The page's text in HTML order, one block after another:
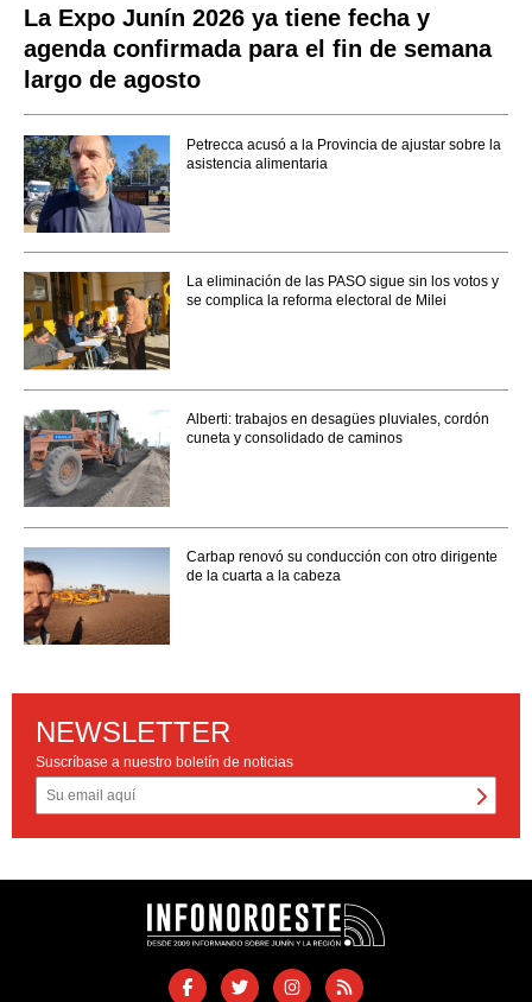
La Expo Junín 2026 ya tiene fecha y
agenda confirmada para el fin de semana
largo de agosto
Petrecca acusó a la Provincia de ajustar sobre la
asistencia alimentaria
La eliminación de las PASO sigue sin los votos y
se complica la reforma electoral de Milei
Alberti: trabajos en desagües pluviales, cordón
cuneta y consolidado de caminos
Carbap renovó su conducción con otro dirigente
de la cuarta a la cabeza
NEWSLETTER
Suscríbase a nuestro boletín de noticias